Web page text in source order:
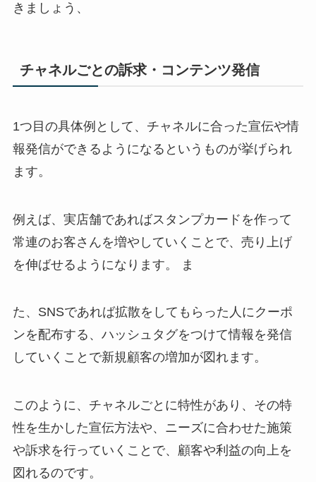
きましょう、
チャネルごとの訴求・コンテンツ発信
1つ目の具体例として、チャネルに合った宣伝や情
報発信ができるようになるというものが挙げられ
ます。
例えば、実店舗であればスタンプカードを作って
常連のお客さんを増やしていくことで、売り上げ
を伸ばせるようになります。 ま
た、SNSであれば拡散をしてもらった人にクーポ
ンを配布する、ハッシュタグをつけて情報を発信
していくことで新規顧客の増加が図れます。
このように、チャネルごとに特性があり、その特
性を生かした宣伝方法や、ニーズに合わせた施策
や訴求を行っていくことで、顧客や利益の向上を
図れるのです。